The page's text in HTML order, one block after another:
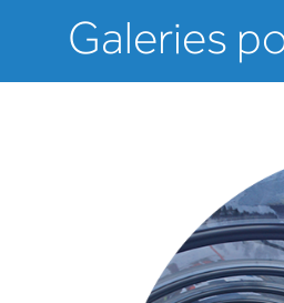
Galeries